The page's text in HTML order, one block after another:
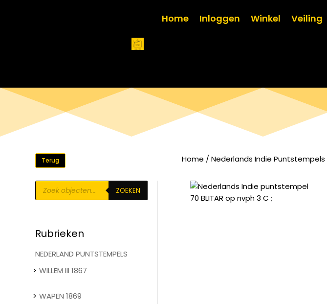
Home Inloggen Winkel Veiling
Terug Home / Nederlands Indie Puntstempels
Producten
zoeken ZOEKEN
Rubrieken
NEDERLAND PUNTSTEMPELS
WILLEM III 1867
WAPEN 1869